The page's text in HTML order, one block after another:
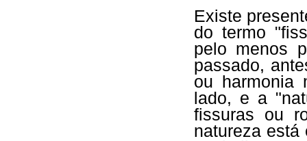
Existe
do termo
pelo menos
passado,
ou harmonia
lado, e a
fissuras ou
natureza está